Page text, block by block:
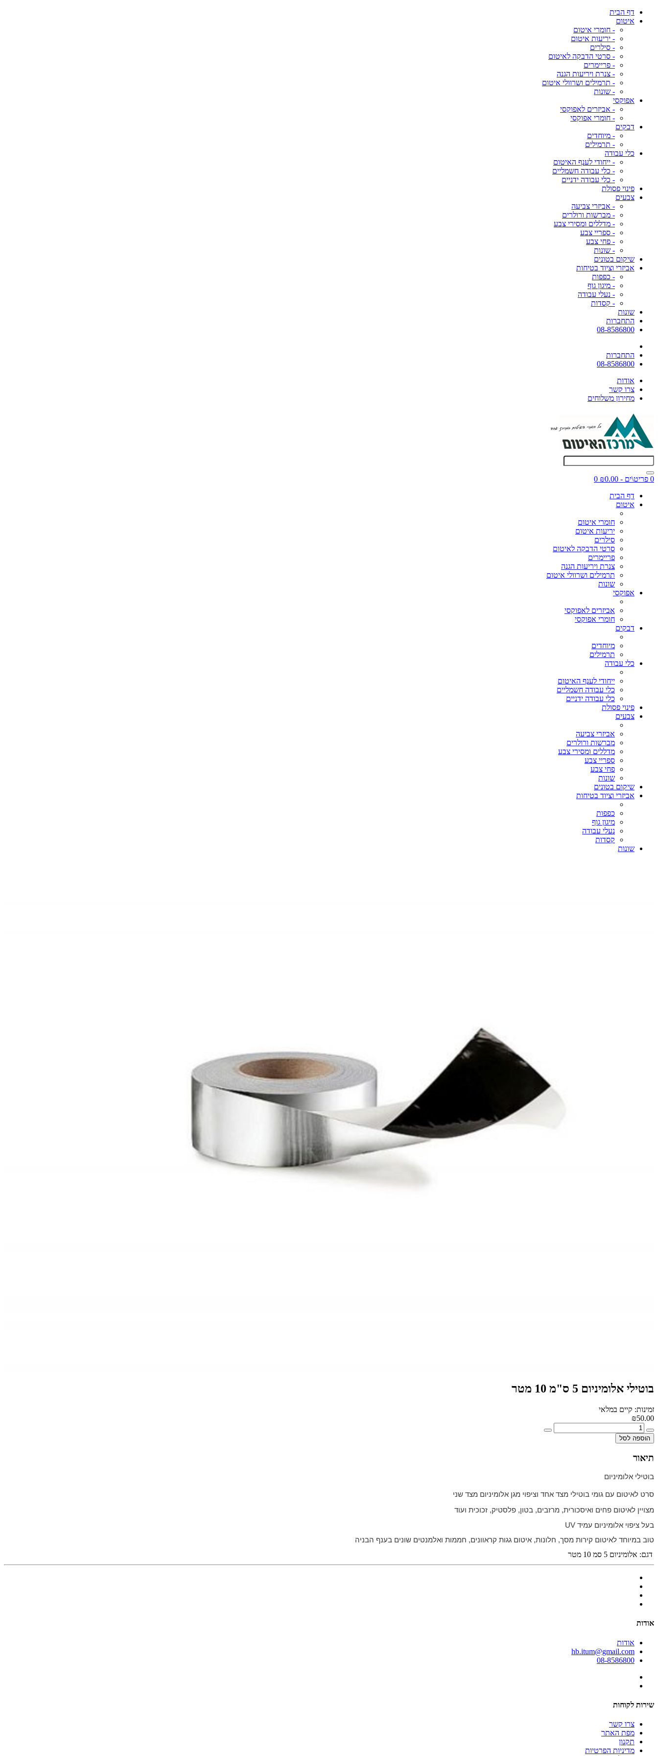
דף הבית
איטום
- חומרי איטום
- יריעות איטום
- סילרים
- סרטי הדבקה לאיטום
- פריימרים
- צנרת ויריעות הגנה
- תרמילים ושרוולי איטום
- שונות
אפוקסי
- אביזרים לאפוקסי
- חומרי אפוקסי
דבקים
- מיוחדים
- תרמילים
כלי עבודה
- ייחודי לענף האיטום
- כלי עבודה חשמליים
- כלי עבודה ידניים
פינוי פסולת
צבעים
- אביזרי צביעה
- מברשות ורולרים
- מדללים ומסירי צבע
- ספריי צבע
- פחי צבע
- שונות
שיקום בטונים
אביזרי וציוד בטיחות
- כפפות
- מיגון גוף
- נעלי עבודה
- קסדות
שונות
התחברות
08-8586800
התחברות
08-8586800
אודות
צרו קשר
מחירון משלוחים
0 פריט\ים - ₪0.00
0
דף הבית
איטום
חומרי איטום
יריעות איטום
סילרים
סרטי הדבקה לאיטום
פריימרים
צנרת ויריעות הגנה
תרמילים ושרוולי איטום
שונות
אפוקסי
אביזרים לאפוקסי
חומרי אפוקסי
דבקים
מיוחדים
תרמילים
כלי עבודה
ייחודי לענף האיטום
כלי עבודה חשמליים
כלי עבודה ידניים
פינוי פסולת
צבעים
אביזרי צביעה
מברשות ורולרים
מדללים ומסירי צבע
ספריי צבע
פחי צבע
שונות
שיקום בטונים
אביזרי וציוד בטיחות
כפפות
מיגון גוף
נעלי עבודה
קסדות
שונות
בוטילי אלומיניום 5 ס"מ 10 מטר
זמינות: קיים במלאי
₪50.00
הוספה לסל
תיאור
בוטילי אלומיניום
סרט לאיטום עם גומי בוטילי מצד אחד וציפוי מגן אלומיניום מצד שני
מצויין לאיטום פחים ואיסכורית, מרזבים, בטון, פלסטיק, זכוכית ועוד
בעל ציפוי אלומיניום עמיד UV
טוב במיוחד לאיטום קירות מסך, חלונות, איטום גגות קראוונים, חממות ואלמנטים שונים בענף הבניה
דגם: אלומיניום 5 סמ 10 מטר
אודות
אודות
hb.itum@gmail.com
08-8586800
שירות לקוחות
צרו קשר
מפת האתר
תקנון
מדיניות הפרטיות